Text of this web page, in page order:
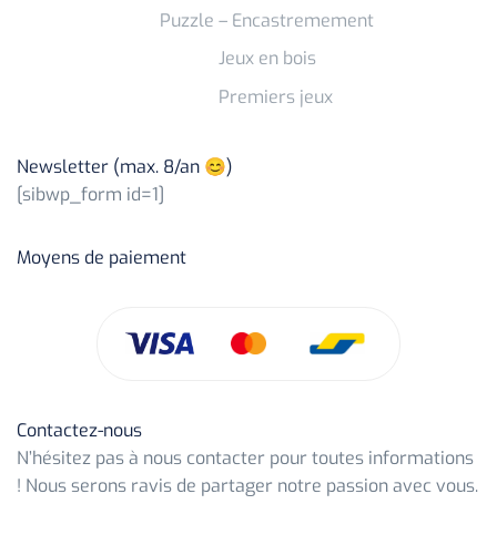
Puzzle – Encastremement
Jeux en bois
Premiers jeux
Newsletter (max. 8/an 😊)
[sibwp_form id=1]
Moyens de paiement
Contactez-nous
N’hésitez pas à nous contacter pour toutes informations
! Nous serons ravis de partager notre passion avec vous.